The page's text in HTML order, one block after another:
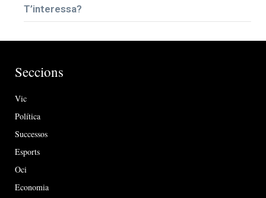
T’interessa?
Seccions
Vic
Política
Successos
Esports
Oci
Economia